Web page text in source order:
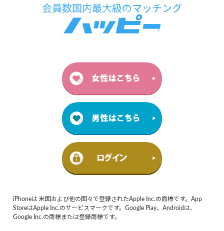
iPhoneは 米国および他の国々で登録されたApple Inc.の商標です。App
StoreはApple Inc.のサービスマークです。Google Play、Androidは、
Google Inc.の商標または登録商標です。